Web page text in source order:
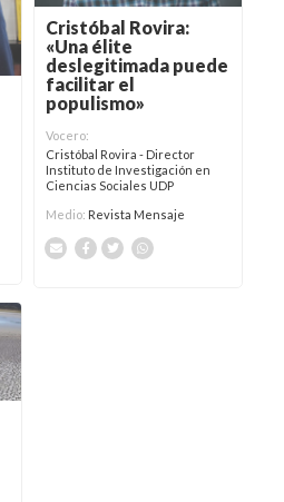
Cristóbal Rovira:
«Una élite
deslegitimada puede
facilitar el
populismo»
Vocero:
Cristóbal Rovira - Director
Instituto de Investigación en
Ciencias Sociales UDP
Medio: Revista Mensaje